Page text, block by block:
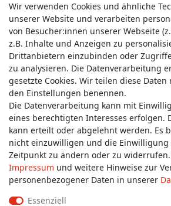
Service & Kontakt
Wünschen Sie einen
service@allmyclothes.de
Schreiben Sie uns:
service@allmyclothes.de
Wir verwenden Cookies und ähnliche
unserer Website und verarbeiten
von Besucher:innen unserer Webseite
z.B. Inhalte und Anzeigen zu
Drittanbietern einzubinden oder
zu analysieren. Die Datenverarbeitung
gesetzte Cookies. Wir teilen diese
den Einstellungen benennen.
Die Datenverarbeitung kann mit
eines berechtigten Interesses erfolgen.
kann erteilt oder abgelehnt werden. Es
nicht einzuwilligen und die Einwilligung
Zeitpunkt zu ändern oder zu
Impressum und weitere Hinweise zur
personenbezogener Daten in unserer
Essenziell